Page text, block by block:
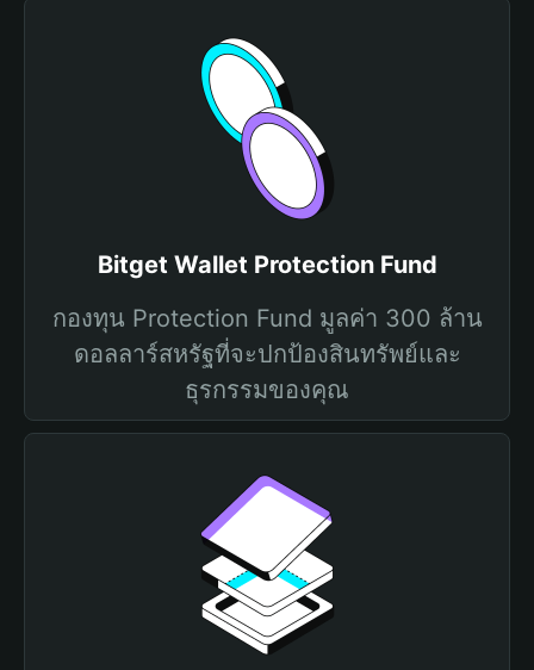
Bitget Wallet Protection Fund
กองทุน Protection Fund มูลค่า 300 ล้าน
ดอลลาร์สหรัฐที่จะปกป้องสินทรัพย์และ
ธุรกรรมของคุณ